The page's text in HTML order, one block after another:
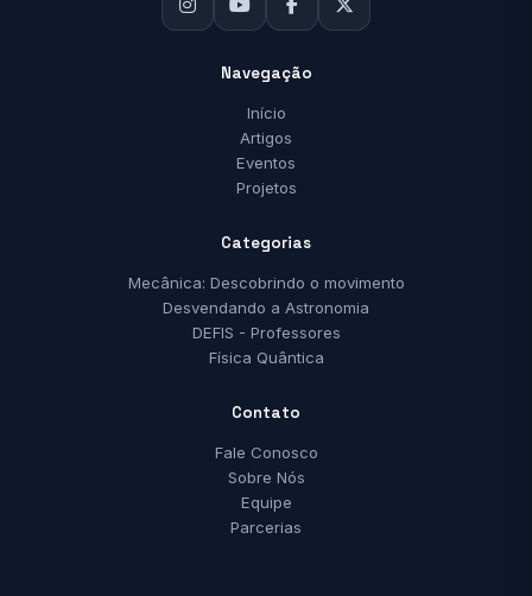
Navegação
Início
Artigos
Eventos
Projetos
Categorias
Mecânica: Descobrindo o movimento
Desvendando a Astronomia
DEFIS - Professores
Física Quântica
Contato
Fale Conosco
Sobre Nós
Equipe
Parcerias